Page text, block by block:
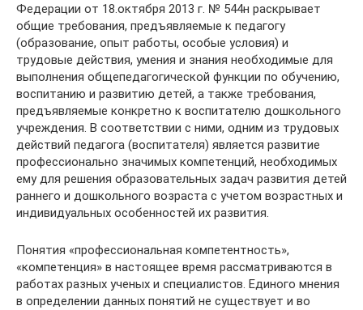
Федерации от 18.октября 2013 г. № 544н раскрывает
общие требования, предъявляемые к педагогу
(образование, опыт работы, особые условия) и
трудовые действия, умения и знания необходимые для
выполнения общепедагогической функции по обучению,
воспитанию и развитию детей, а также требования,
предъявляемые конкретно к воспитателю дошкольного
учреждения. В соответствии с ними, одним из трудовых
действий педагога (воспитателя) является развитие
профессионально значимых компетенций, необходимых
ему для решения образовательных задач развития детей
раннего и дошкольного возраста с учетом возрастных и
индивидуальных особенностей их развития.
Понятия «профессиональная компетентность»,
«компетенция» в настоящее время рассматриваются в
работах разных ученых и специалистов. Единого мнения
в определении данных понятий не существует и во